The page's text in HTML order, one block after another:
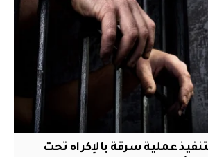
عملية سرقة بالإكراه تحت